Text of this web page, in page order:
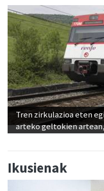
Tren zirkulazioa eten
arteko geltokien
Ikusienak